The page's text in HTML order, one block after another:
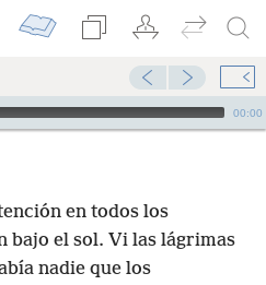
00:00
en todos los
bajo el sol. Vi las lágrimas
nadie que los